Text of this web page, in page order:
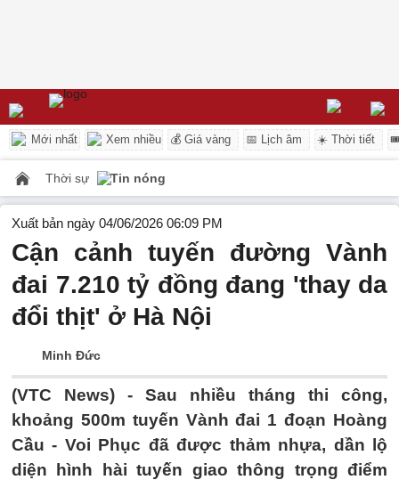
Mới nhất Xem nhiều 💰 Giá vàng 📅 Lịch âm ☀️ Thời tiết
Thời sự Tin nóng
Xuất bản ngày 04/06/2026 06:09 PM
Cận cảnh tuyến đường Vành
đai 7.210 tỷ đồng đang 'thay da
đổi thịt' ở Hà Nội
Minh Đức
(VTC News) - Sau nhiều tháng thi công,
khoảng 500m tuyến Vành đai 1 đoạn Hoàng
Cầu - Voi Phục đã được thảm nhựa, dần lộ
diện hình hài tuyến giao thông trọng điểm